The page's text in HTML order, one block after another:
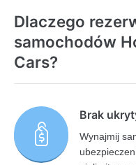
Dlaczego
samochodów
Cars?
Brak
Wynajmij